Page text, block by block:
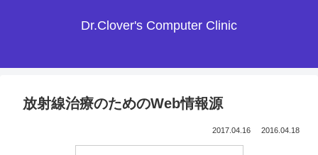
Dr.Clover's Computer Clinic
放射線治療のためのWeb情報源
2017.04.16 2016.04.18